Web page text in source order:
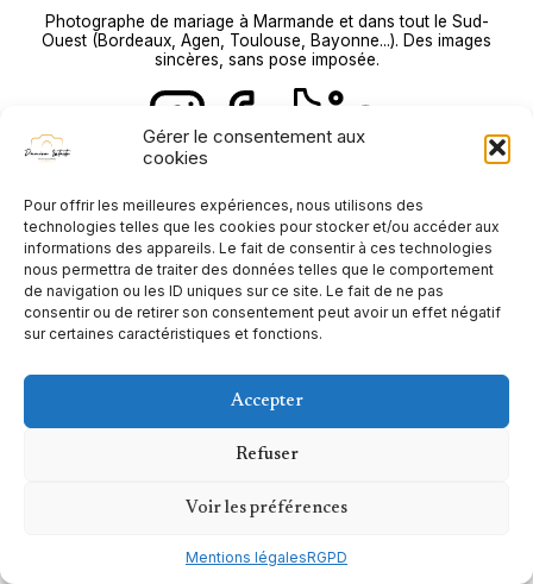
Gérer le consentement aux
cookies
Pour offrir les meilleures expériences, nous utilisons des
technologies telles que les cookies pour stocker et/ou accéder aux
informations des appareils. Le fait de consentir à ces technologies
nous permettra de traiter des données telles que le comportement
de navigation ou les ID uniques sur ce site. Le fait de ne pas
consentir ou de retirer son consentement peut avoir un effet négatif
sur certaines caractéristiques et fonctions.
Accepter
Refuser
Voir les préférences
Mentions légalesRGPD
Photographe de mariage à Marmande et dans tout le Sud-
Ouest (Bordeaux, Agen, Toulouse, Bayonne...). Des images
sincères, sans pose imposée.